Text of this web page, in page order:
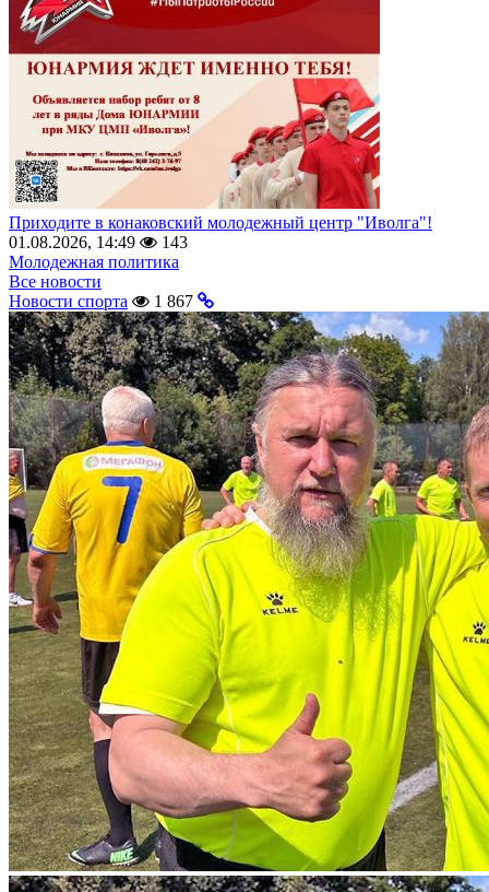
Приходите в конаковский молодежный центр "Иволга"!
01.08.2026, 14:49
143
Молодежная политика
Все новости
Новости спорта
1 867